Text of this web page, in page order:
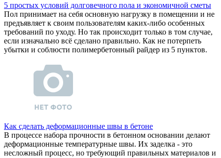
5 простых условий долговечного пола и экономичной сметы
Пол принимает на себя основную нагрузку в помещении и не
предъявляет к своим пользователям каких-либо особенных
требований по уходу. Но так происходит только в том случае,
если изначально всё сделано правильно. Как не потерпеть
убытки и соблюсти полимербетонный райдер из 5 пунктов.
Как сделать деформационные швы в бетоне
В процессе набора прочности в бетонном основании делают
деформационные температурные швы. Их заделка - это
несложный процесс, но требующий правильных материалов и